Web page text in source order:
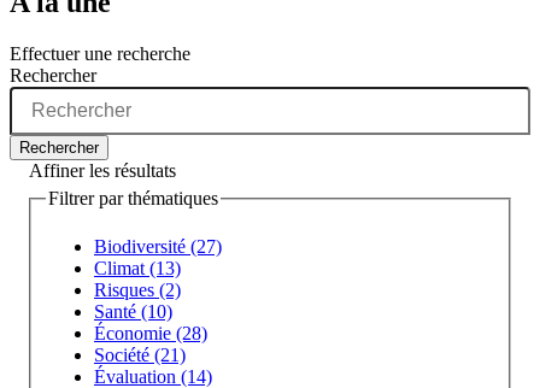
Effectuer une recherche
Rechercher
Rechercher
Affiner les résultats
Filtrer par thématiques
Biodiversité (27)
Climat (13)
Risques (2)
Santé (10)
Économie (28)
Société (21)
Évaluation (14)